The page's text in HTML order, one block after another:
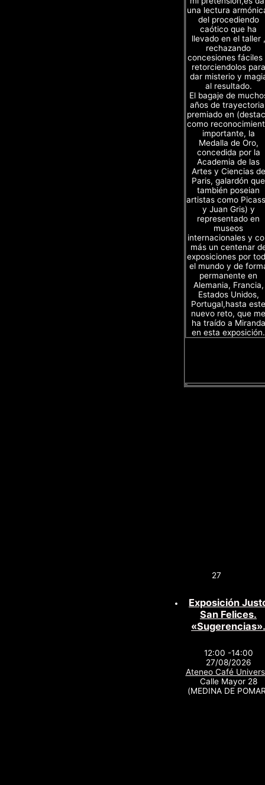
una lectura
del procediendo
caótico que ha
llevado en el taller ,
rechazando
concesiones fáciles
retorciendolos para
dar misterio y
al resultado.
El bagaje de
años de
premiado en
como
importante, la
Medalla de Oro,
concedida por la
Academia de las
Artes y Ciencias de
Paris, galardón que
también poseian
artistas como
y Juan Gris) y
representado en
museos
internacionales y
más un centenar
exposiciones por
el mundo y de
permanente en
Alemania, Francia,
Estados Unidos,
Portugal,hasta este
nuevo reto, que me
ha traído a Miranda
en esta exposición.
27
Exposición
San Felices.
«Sugerencias».
12:00 -14:00
27/08/2026
Ateneo Café
Calle Mayor 28
(MEDINA DE